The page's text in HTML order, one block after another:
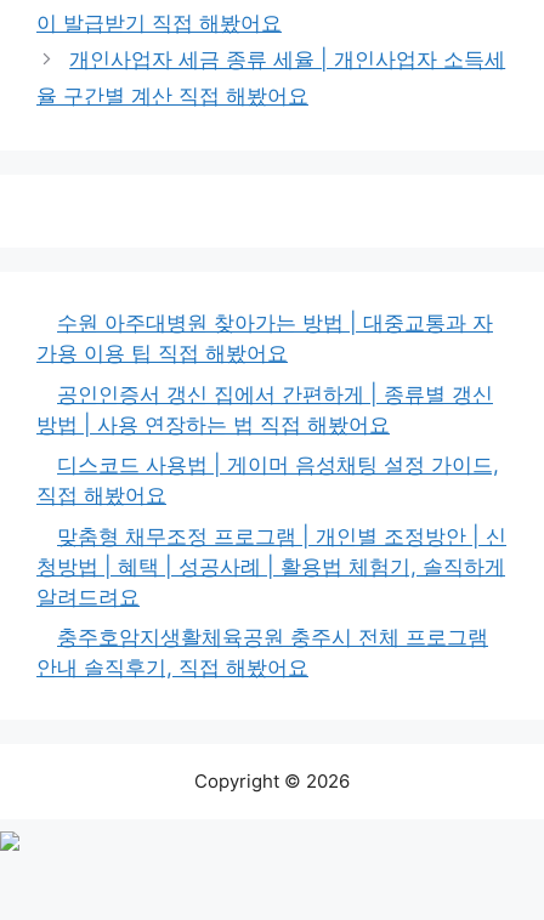
이 발급받기 직접 해봤어요
개인사업자 세금 종류 세율 | 개인사업자 소득세
율 구간별 계산 직접 해봤어요
수원 아주대병원 찾아가는 방법 | 대중교통과 자
가용 이용 팁 직접 해봤어요
공인인증서 갱신 집에서 간편하게 | 종류별 갱신
방법 | 사용 연장하는 법 직접 해봤어요
디스코드 사용법 | 게이머 음성채팅 설정 가이드,
직접 해봤어요
맞춤형 채무조정 프로그램 | 개인별 조정방안 | 신
청방법 | 혜택 | 성공사례 | 활용법 체험기, 솔직하게
알려드려요
충주호암지생활체육공원 충주시 전체 프로그램
안내 솔직후기, 직접 해봤어요
Copyright © 2026